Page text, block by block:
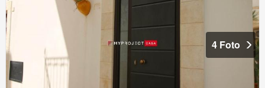
4 Foto